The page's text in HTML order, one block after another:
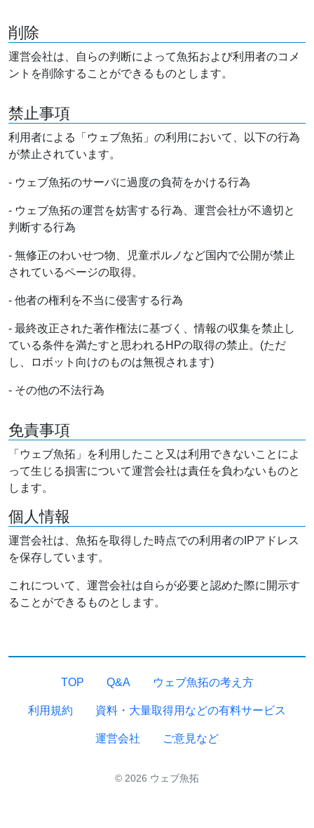
削除
運営会社は、自らの判断によって魚拓および利用者のコメ
ントを削除することができるものとします。
禁止事項
利用者による「ウェブ魚拓」の利用において、以下の行為
が禁止されています。
- ウェブ魚拓のサーバに過度の負荷をかける行為
- ウェブ魚拓の運営を妨害する行為、運営会社が不適切と
判断する行為
- 無修正のわいせつ物、児童ポルノなど国内で公開が禁止
されているページの取得。
- 他者の権利を不当に侵害する行為
- 最終改正された著作権法に基づく、情報の収集を禁止し
ている条件を満たすと思われるHPの取得の禁止。(ただ
し、ロボット向けのものは無視されます)
- その他の不法行為
免責事項
「ウェブ魚拓」を利用したこと又は利用できないことによ
って生じる損害について運営会社は責任を負わないものと
します。
個人情報
運営会社は、魚拓を取得した時点での利用者のIPアドレス
を保存しています。
これについて、運営会社は自らが必要と認めた際に開示す
ることができるものとします。
TOP Q&A ウェブ魚拓の考え方
利用規約 資料・大量取得用などの有料サービス
運営会社 ご意見など
© 2026 ウェブ魚拓